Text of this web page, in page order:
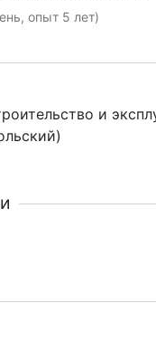
опыт 5 лет)
и